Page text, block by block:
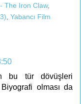
The Iron Claw,
Yabancı Film
bu tür dövüşleri
olması da